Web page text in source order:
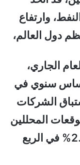
وارتفاع
دول العالم،
الأول من العام الجاري،
الإجمالي بمقدار (-0.3%) على أساس سنوي في
الشركات
المحللين
الذين قدروا نموًّا بنسبة 0.3%. وكان الاقتصاد قد سجّل نموًا بلغ 2.4% في الربع